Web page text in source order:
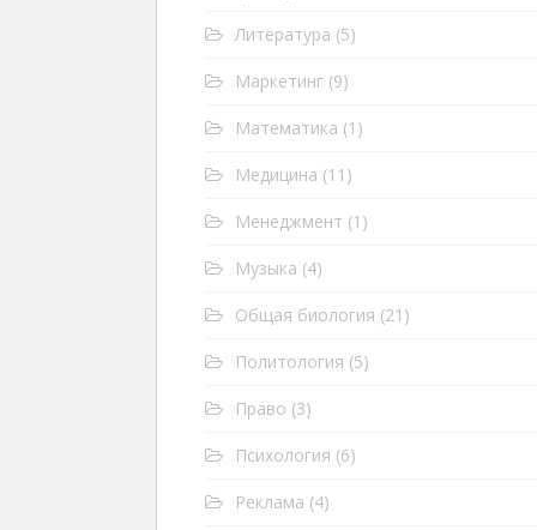
Литература (5)
Маркетинг (9)
Математика (1)
Медицина (11)
Менеджмент (1)
Музыка (4)
Общая биология (21)
Политология (5)
Право (3)
Психология (6)
Реклама (4)